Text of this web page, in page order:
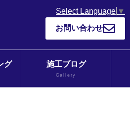
Select Language ▼
お問い合わせ
グ 施工ブログ
Gallery